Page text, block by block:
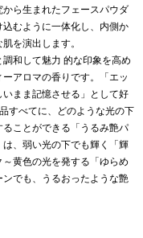
から生まれたフェースパウダ
むように一体化し、内側か
を演出します。
調和して魅力 的な印象を高め
アロマの香りです。「エッ
まま記憶させる」として好
すべてに、どのような光の下
ことができる「うるみ艶パ
、弱い光の下でも輝く「輝
黄色の光を発する「ゆらめ
でも、うるおったような艶